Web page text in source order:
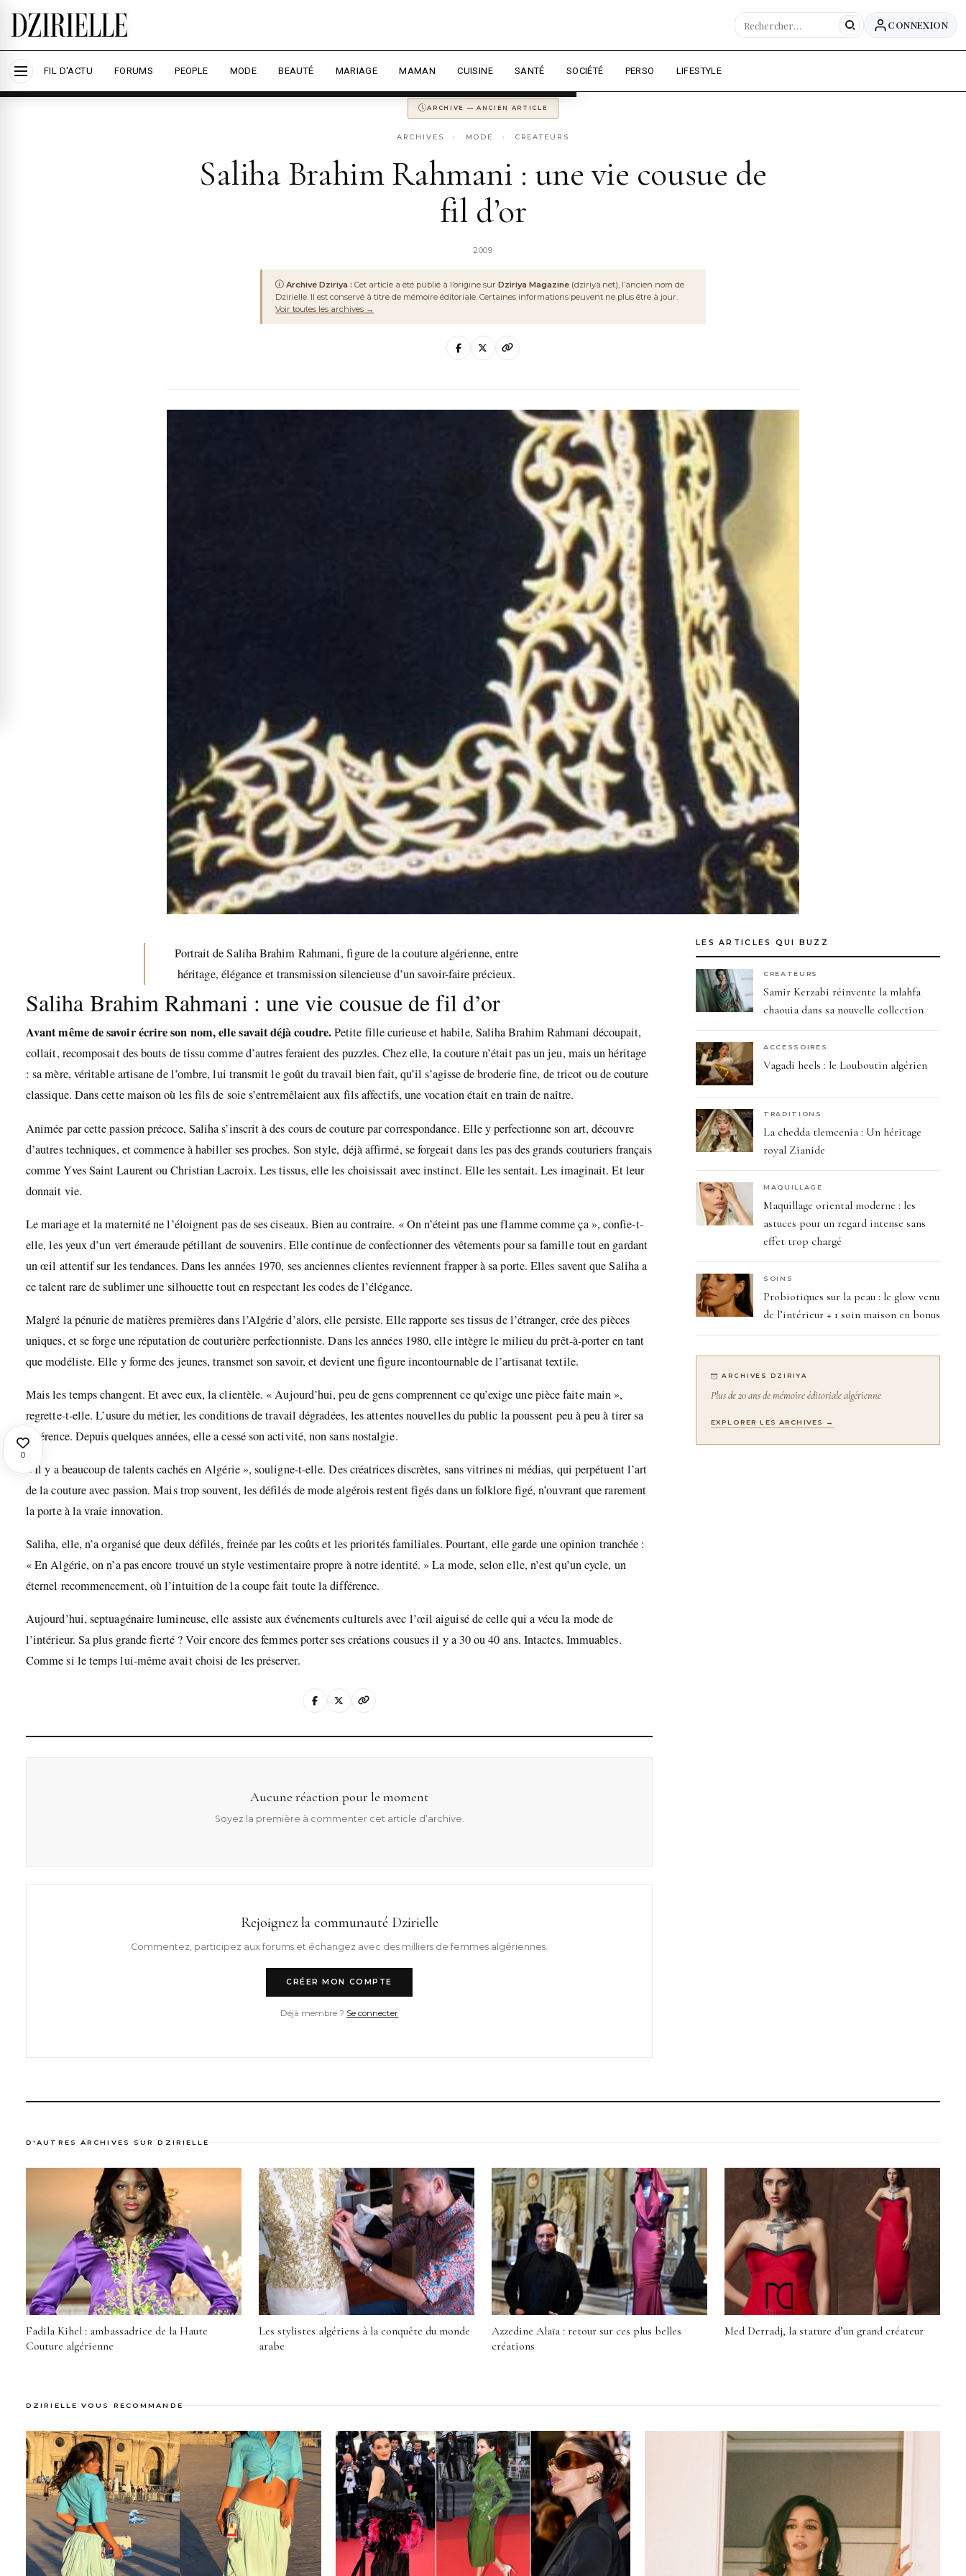
Nous utilisons des cookies pour améliorer votre expérience et mesurer l'audience.
Accepter tout Personnaliser
CONNEXION
FIL D'ACTU FORUMS PEOPLE MODE BEAUTÉ MARIAGE MAMAN CUISINE SANTÉ SOCIÉTÉ PERSO LIFESTYLE
ARCHIVE — ANCIEN ARTICLE
ARCHIVES › MODE › CREATEURS
Saliha Brahim Rahmani : une vie cousue de
fil d’or
2009
Archive Dziriya : Cet article a été publié à l’origine sur Dziriya Magazine (dziriya.net), l’ancien nom de
Dzirielle. Il est conservé à titre de mémoire éditoriale. Certaines informations peuvent ne plus être à jour.
Voir toutes les archives →
0
Portrait de Saliha Brahim Rahmani, figure de la couture algérienne, entre
héritage, élégance et transmission silencieuse d’un savoir-faire précieux.
Saliha Brahim Rahmani : une vie cousue de fil d’or
Avant même de savoir écrire son nom, elle savait déjà coudre.Petite fille curieuse et habile, Saliha Brahim Rahmani découpait,
collait, recomposait des bouts de tissu comme d’autres feraient des puzzles. Chez elle, la couture n’était pas un jeu, mais un héritage
: sa mère, véritable artisane de l’ombre, lui transmit le goût du travail bien fait, qu’il s’agisse de broderie fine, de tricot ou de couture
classique. Dans cette maison où les fils de soie s’entremêlaient aux fils affectifs, une vocation était en train de naître.
Animée par cette passion précoce, Saliha s’inscrit à des cours de couture par correspondance. Elle y perfectionne son art, découvre
d’autres techniques, et commence à habiller ses proches. Son style, déjà affirmé, se forgeait dans les pas des grands couturiers français
comme Yves Saint Laurent ou Christian Lacroix. Les tissus, elle les choisissait avec instinct. Elle les sentait. Les imaginait. Et leur
donnait vie.
Le mariage et la maternité ne l’éloignent pas de ses ciseaux. Bien au contraire. « On n’éteint pas une flamme comme ça », confie-t-
elle, les yeux d’un vert émeraude pétillant de souvenirs. Elle continue de confectionner des vêtements pour sa famille tout en gardant
un œil attentif sur les tendances. Dans les années 1970, ses anciennes clientes reviennent frapper à sa porte. Elles savent que Saliha a
ce talent rare de sublimer une silhouette tout en respectant les codes de l’élégance.
Malgré la pénurie de matières premières dans l’Algérie d’alors, elle persiste. Elle rapporte ses tissus de l’étranger, crée des pièces
uniques, et se forge une réputation de couturière perfectionniste. Dans les années 1980, elle intègre le milieu du prêt-à-porter en tant
que modéliste. Elle y forme des jeunes, transmet son savoir, et devient une figure incontournable de l’artisanat textile.
Mais les temps changent. Et avec eux, la clientèle. « Aujourd’hui, peu de gens comprennent ce qu’exige une pièce faite main »,
regrette-t-elle. L’usure du métier, les conditions de travail dégradées, les attentes nouvelles du public la poussent peu à peu à tirer sa
révérence. Depuis quelques années, elle a cessé son activité, non sans nostalgie.
« Il y a beaucoup de talents cachés en Algérie », souligne-t-elle. Des créatrices discrètes, sans vitrines ni médias, qui perpétuent l’art
de la couture avec passion. Mais trop souvent, les défilés de mode algérois restent figés dans un folklore figé, n’ouvrant que rarement
la porte à la vraie innovation.
Saliha, elle, n’a organisé que deux défilés, freinée par les coûts et les priorités familiales. Pourtant, elle garde une opinion tranchée :
« En Algérie, on n’a pas encore trouvé un style vestimentaire propre à notre identité. » La mode, selon elle, n’est qu’un cycle, un
éternel recommencement, où l’intuition de la coupe fait toute la différence.
Aujourd’hui, septuagénaire lumineuse, elle assiste aux événements culturels avec l’œil aiguisé de celle qui a vécu la mode de
l’intérieur. Sa plus grande fierté ? Voir encore des femmes porter ses créations cousues il y a 30 ou 40 ans. Intactes. Immuables.
Comme si le temps lui-même avait choisi de les préserver.
Aucune réaction pour le moment
Soyez la première à commenter cet article d’archive.
Rejoignez la communauté Dzirielle
Commentez, participez aux forums et échangez avec des milliers de femmes algériennes.
CRÉER MON COMPTE
Déjà membre ? Se connecter
LES ARTICLES QUI BUZZ
CREATEURS
Samir Kerzabi réinvente la mlahfa
chaouia dans sa nouvelle collection
ACCESSOIRES
Vagadi heels : le Louboutin algérien
TRADITIONS
La chedda tlemcenia : Un héritage
royal Zianide
MAQUILLAGE
Maquillage oriental moderne : les
astuces pour un regard intense sans
effet trop chargé
SOINS
Probiotiques sur la peau : le glow venu
de l’intérieur + 1 soin maison en bonus
ARCHIVES DZIRIYA
Plus de 20 ans de mémoire éditoriale algérienne
EXPLORER LES ARCHIVES →
D'AUTRES ARCHIVES SUR DZIRIELLE
Fadila Kihel : ambassadrice de la Haute
Couture algérienne
Les stylistes algériens à la conquête du monde
arabe
Azzedine Alaïa : retour sur ces plus belles
créations
Med Derradj, la stature d’un grand créateur
DZIRIELLE VOUS RECOMMANDE